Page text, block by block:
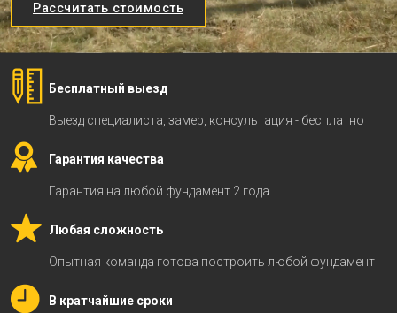
Рассчитать стоимость
Бесплатный выезд
Выезд специалиста, замер, консультация - бесплатно
Гарантия качества
Гарантия на любой фундамент 2 года
Любая сложность
Опытная команда готова построить любой фундамент
В кратчайшие сроки